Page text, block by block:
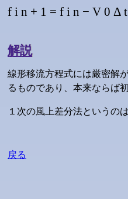
f i n + 1 = f i n − V 0 Δ t
解説
線形移流方程式には厳密解
るものであり、本来ならば
１次の風上差分法というの
戻る